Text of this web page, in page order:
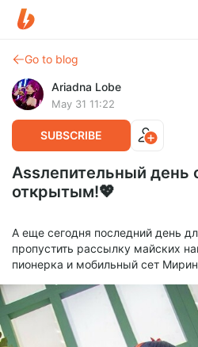
Go to blog
Ariadna Lobe
May 31 11:22
SUBSCRIBE
Assлепительный день
открытым!💖
А еще сегодня последний день
пропустить рассылку майских
пионерка и мобильный сет